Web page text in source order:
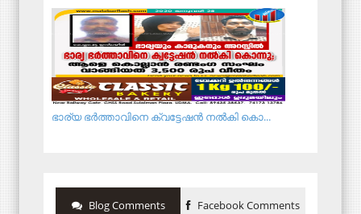
ഭാര്യ ഭർത്താവിനെ ക്വട്ടേഷൻ നൽകി കൊ...
Blog Comments Facebook Comments